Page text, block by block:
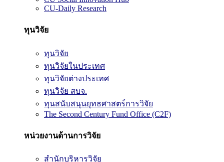
CU-Daily Research
ทุนวิจัย
ทุนวิจัย
ทุนวิจัยในประเทศ
ทุนวิจัยต่างประเทศ
ทุนวิจัย สบจ.
ทุนสนับสนุนยุทธศาสตร์การวิจัย
The Second Century Fund Office (C2F)
หน่วยงานด้านการวิจัย
สำนักบริหารวิจัย